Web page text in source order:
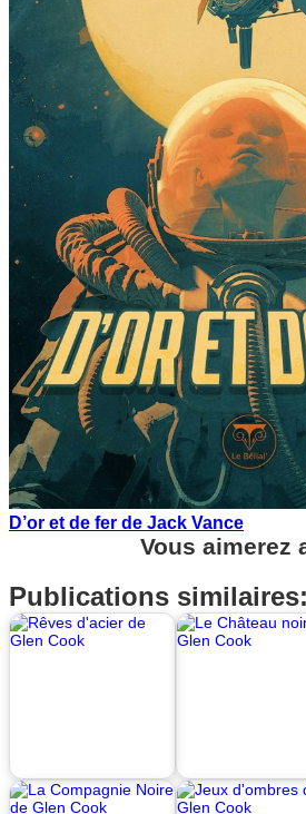
D’or et de fer de Jack Vance
Vous aimerez
Publications similaires: